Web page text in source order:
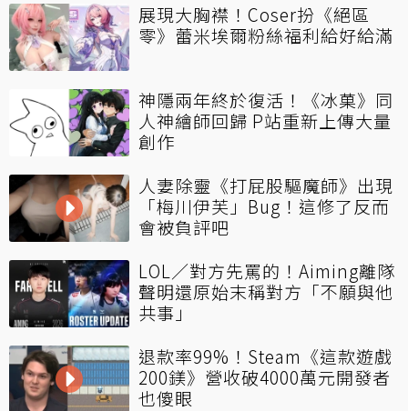
展現大胸襟！Coser扮《絕區
零》蕾米埃爾粉絲福利給好給滿
神隱兩年終於復活！《冰菓》同
人神繪師回歸 P站重新上傳大量
創作
人妻除靈《打屁股驅魔師》出現
「梅川伊芙」Bug！這修了反而
會被負評吧
LOL／對方先罵的！Aiming離隊
聲明還原始末稱對方「不願與他
共事」
退款率99%！Steam《這款遊戲
200鎂》營收破4000萬元開發者
也傻眼